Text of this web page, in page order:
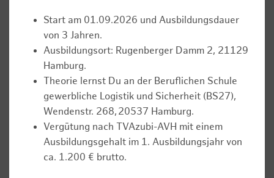
Start am 01.09.2026 und Ausbildungsdauer
von 3 Jahren.
Ausbildungsort: Rugenberger Damm 2, 21129
Hamburg.
Theorie lernst Du an der Beruflichen Schule
gewerbliche Logistik und Sicherheit (BS27),
Wendenstr. 268, 20537 Hamburg.
Vergütung nach TVAzubi-AVH mit einem
Ausbildungsgehalt im 1. Ausbildungsjahr von
ca. 1.200 € brutto.